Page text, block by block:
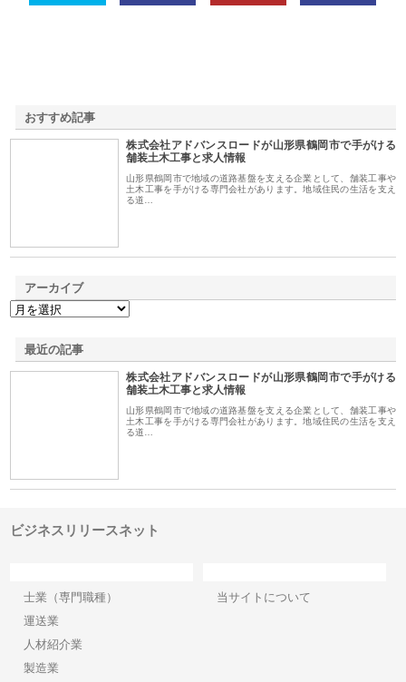
おすすめ記事
株式会社アドバンスロードが山形県鶴岡市で手がける
舗装土木工事と求人情報
山形県鶴岡市で地域の道路基盤を支える企業として、舗装工事や
土木工事を手がける専門会社があります。地域住民の生活を支え
る道…
アーカイブ
最近の記事
株式会社アドバンスロードが山形県鶴岡市で手がける
舗装土木工事と求人情報
山形県鶴岡市で地域の道路基盤を支える企業として、舗装工事や
土木工事を手がける専門会社があります。地域住民の生活を支え
る道…
ビジネスリリースネット
士業（専門職種）
運送業
人材紹介業
製造業
当サイトについて